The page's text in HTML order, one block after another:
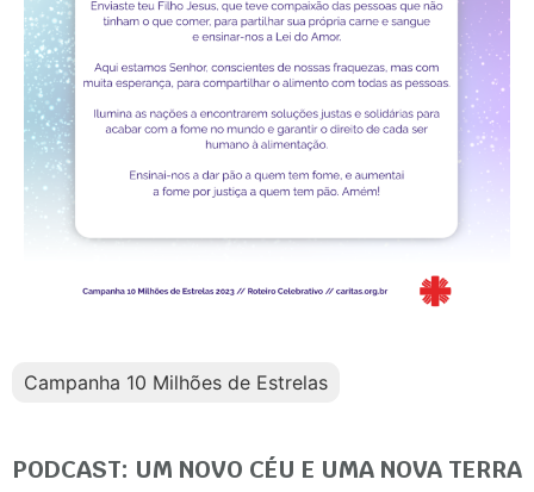
Campanha 10 Milhões de Estrelas
PODCAST: UM NOVO CÉU E UMA NOVA TERRA